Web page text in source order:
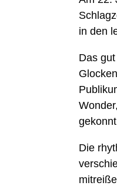
in den
Das
Die